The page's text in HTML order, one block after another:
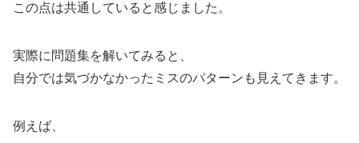
この点は共通していると感じました。
実際に問題集を解いてみると、
自分では気づかなかったミスのパターンも見えてきます。
例えば、